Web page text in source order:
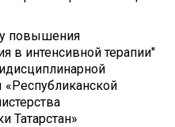
повышения
в интенсивной терапии"
«Республиканской
Татарстан»